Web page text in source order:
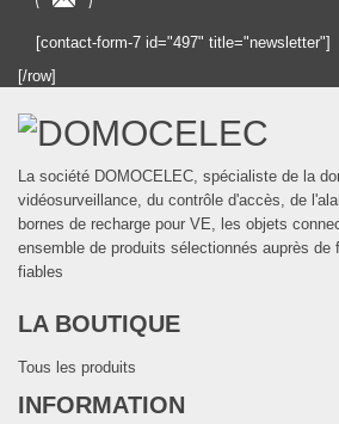
[contact-form-7 id="497" title="newsletter"]
[/row]
La société DOMOCELEC, spécialiste de la
vidéosurveillance, du contrôle d'accès, de
bornes de recharge pour VE, les objets
ensemble de produits sélectionnés auprès de
fiables
LA BOUTIQUE
Tous les produits
INFORMATION